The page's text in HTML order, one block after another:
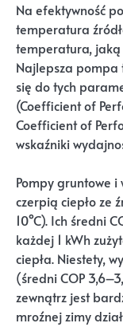
Na efektywność
temperatura
temperatura, jaką
Najlepsza pompa
się do tych
(Coefficient of
Coefficient of
wskaźniki
Pompy gruntowe
czerpią ciepło ze
10°C). Ich średni
każdej 1 kWh
ciepła. Niestety,
(średni COP
zewnątrz jest
mroźnej zimy